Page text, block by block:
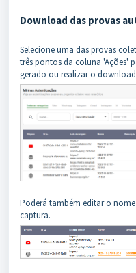
Download das provas
Selecione uma das provas
três pontos da coluna 'Ações'
gerado ou realizar o download
Poderá também editar o
captura.